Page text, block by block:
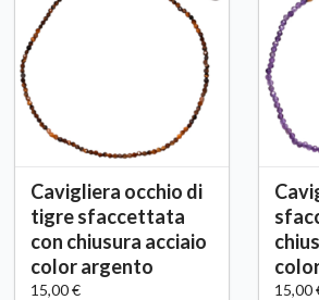
Cavigliera occhio di
tigre sfaccettata
con chiusura acciaio
color argento
15,00 € 15,00